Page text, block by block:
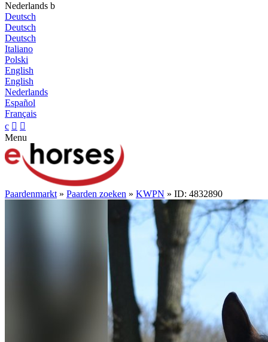
Nederlands b
Deutsch
Deutsch
Deutsch
Italiano
Polski
English
English
Nederlands
Español
Français
c  
Menu
Paardenmarkt » Paarden zoeken » KWPN » ID: 4832890